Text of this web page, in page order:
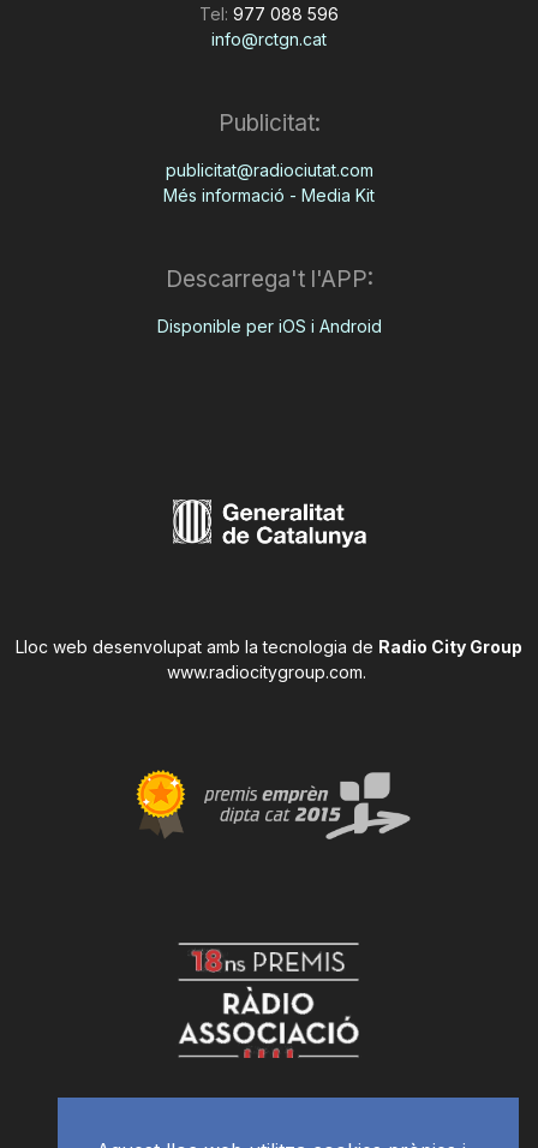
Tel: 977 088 596
info@rctgn.cat
Publicitat:
publicitat@radiociutat.com
Més informació - Media Kit
Descarrega't l'APP:
Disponible per iOS i Android
Lloc web desenvolupat amb la tecnologia de Radio City Group
www.radiocitygroup.com.